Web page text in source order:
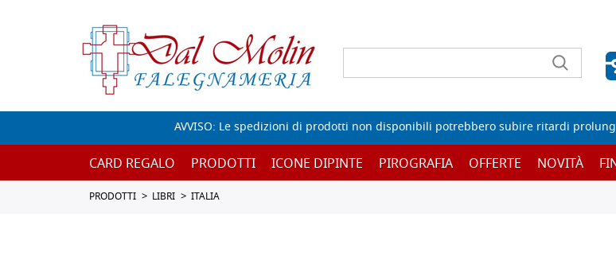
Wishlist
AVVISO: Le spedizioni di prodotti non disponibili potrebbero subire ritardi
CARD REGALO PRODOTTI ICONE DIPINTE PIROGRAFIA OFFERTE NOVITÀ
PRODOTTI LIBRI ITALIA